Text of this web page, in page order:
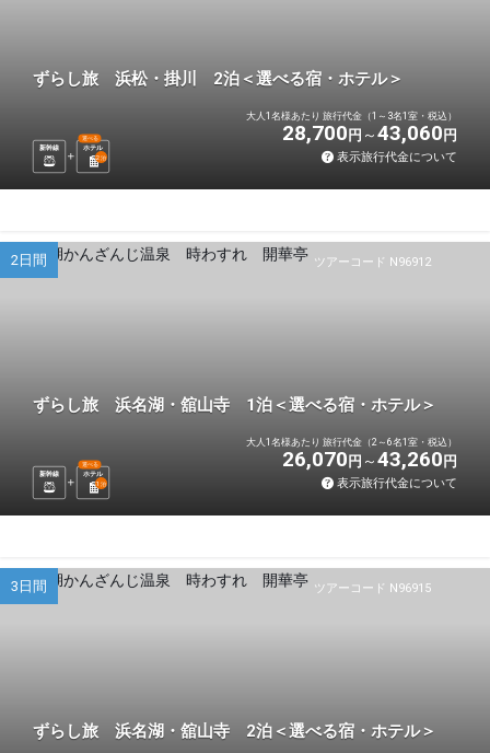
ずらし旅 浜松・掛川 2泊＜選べる宿・ホテル＞
新幹線 ホテル
選べる
2泊
大人1名様あたり 旅行代金（1～3名1室・税込）
28,700 円 43,060 円
表示旅行代金について
ツアーコード N96912
2日間
ずらし旅 浜名湖・舘山寺 1泊＜選べる宿・ホテル＞
新幹線 ホテル
選べる
1 泊
大人1名様あたり 旅行代金（2～6名1室・税込）
26,070 円 43,260 円
表示旅行代金について
ツアーコード N96915
3日間
ずらし旅 浜名湖・舘山寺 2泊＜選べる宿・ホテル＞